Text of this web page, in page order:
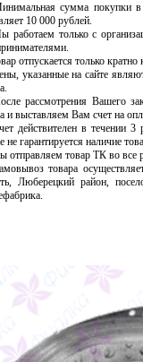
сумма покупки в
10 000 рублей.
работаем только с
отпускается только
указанные на сайте
рассмотрения Вашего
и выставляем Вам счет на
действителен в течении
не гарантируется наличие
отправляем товар ТК во
товара
Люберецкий район,